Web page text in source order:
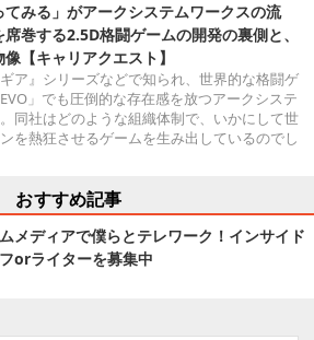
てみる」がアークシステムワークスの流
巻する2.5D格闘ゲームの開発の裏側と、
【キャリアクエスト】
ギア』シリーズなどで知られ、世界的な格闘ゲ
」でも圧倒的な存在感を放つアークシステ
同社はどのような組織体制で、いかにして世
を熱狂させるゲームを生み出しているのでし
おすすめ記事
ムメディアで僕らとテレワーク！インサイド
orライターを募集中